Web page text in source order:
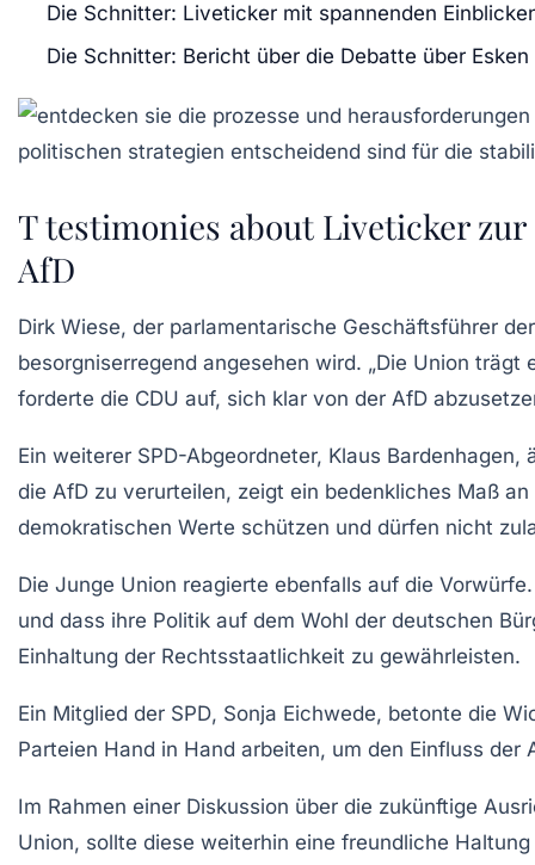
Die Schnitter: Liveticker mit spannenden
Die Schnitter: Bericht über die Debatte über Esken
T testimonies about Liveticker
AfD
Dirk Wiese, der parlamentarische Geschäftsführer
besorgniserregend angesehen wird. „Die Union
forderte die CDU auf, sich klar von der AfD
Ein weiterer SPD-Abgeordneter, Klaus Bardenhagen,
die AfD zu verurteilen, zeigt ein bedenkliches Maß
demokratischen Werte schützen und dürfen nicht
Die Junge Union reagierte ebenfalls auf die
und dass ihre Politik auf dem Wohl der deutschen
Einhaltung der Rechtsstaatlichkeit zu gewährleisten.
Ein Mitglied der SPD, Sonja Eichwede, betonte die
Parteien Hand in Hand arbeiten, um den Einfluss
Im Rahmen einer Diskussion über die zukünftige
Union, sollte diese weiterhin eine freundliche